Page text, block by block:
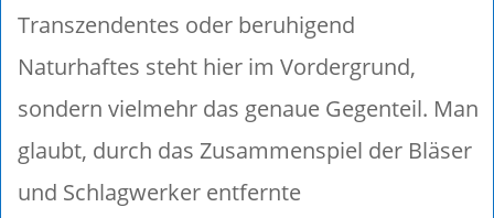
Transzendentes oder beruhigend
Naturhaftes steht hier im Vordergrund,
sondern vielmehr das genaue Gegenteil. Man
glaubt, durch das Zusammenspiel der Bläser
und Schlagwerker entfernte